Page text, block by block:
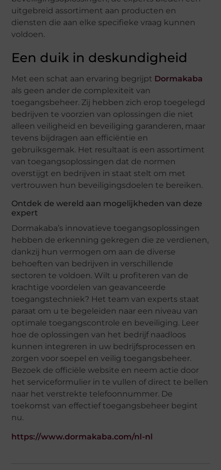
uitgebreid assortiment aan producten en
diensten die aan elke specifieke vraag kunnen
voldoen.
Een duik in deskundigheid
Met een schat aan ervaring begrijpt Dormakaba
als geen ander de complexiteit van
toegangsbeheer. Zij hebben zich erop toegelegd
bedrijven te voorzien van oplossingen die niet
alleen veiligheid en beveiliging garanderen, maar
tevens bijdragen aan efficiëntie en
gebruiksgemak. Het resultaat is een assortiment
van toegangsoplossingen dat de normen
overstijgt en bedrijven in staat stelt om met
vertrouwen hun beveiligingsdoelen te bereiken.
Ontdek de wereld aan mogelijkheden van deze
expert
Dormakaba’s innovatieve toegangsoplossingen
hebben de erkenning gekregen die ze verdienen,
dankzij hun vermogen om aan de diverse
behoeften van bedrijven in verschillende
sectoren te voldoen. Wilt u profiteren van de
krachtige voordelen van geavanceerde
toegangstechniek? Het team van experts staat
paraat om u te begeleiden naar een niveau van
optimale toegangscontrole en beveiliging. Leer
hoe de oplossingen van het bedrijf naadloos
kunnen integreren in uw bedrijfsprocessen en
zorgen voor soepel en veilig toegangsbeheer.
Bezoek de officiële website en neem actie door
het serviceformulier in te vullen of direct te bellen
naar het verstrekte telefoonnummer. De
toekomst van effectief toegangsbeheer begint
nu.
https://www.dormakaba.com/nl-nl